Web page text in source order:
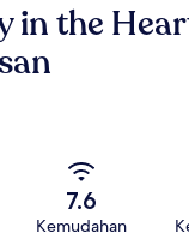
in the
7.6
Kemudahan